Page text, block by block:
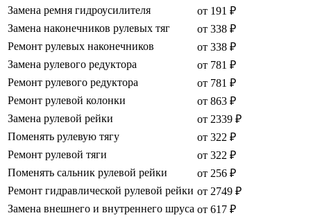
Замена ремня гидроусилителя
от 191 ₽
Замена наконечников рулевых тяг
от 338 ₽
Ремонт рулевых наконечников
от 338 ₽
Замена рулевого редуктора
от 781 ₽
Ремонт рулевого редуктора
от 781 ₽
Ремонт рулевой колонки
от 863 ₽
Замена рулевой рейки
от 2339 ₽
Поменять рулевую тягу
от 322 ₽
Ремонт рулевой тяги
от 322 ₽
Поменять сальник рулевой рейки
от 256 ₽
Ремонт гидравлической рулевой рейки от 2749 ₽
Замена внешнего и внутреннего шруса от 617 ₽